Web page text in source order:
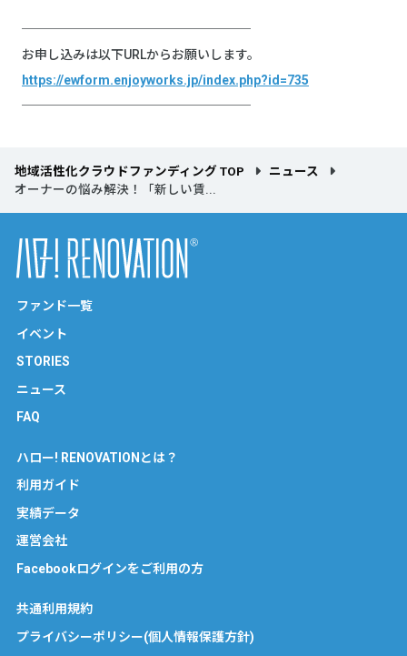
──────────────────
お申し込みは以下URLからお願いします。
https://ewform.enjoyworks.jp/index.php?id=735
──────────────────
地域活性化クラウドファンディング TOP
ニュース
オーナーの悩み解決！「新しい賃...
ファンド一覧
イベント
STORIES
ニュース
FAQ
ハロー! RENOVATIONとは？
利用ガイド
実績データ
運営会社
Facebookログインをご利用の方
共通利用規約
プライバシーポリシー(個人情報保護方針)